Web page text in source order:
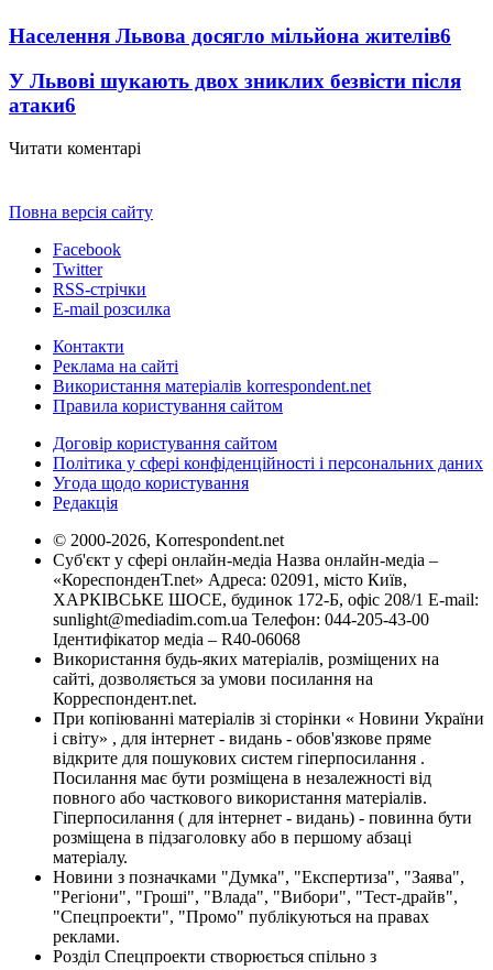
Населення Львова досягло мільйона жителів6
У Львові шукають двох зниклих безвісти після
атаки6
Читати коментарі
Повна версія сайту
Facebook
Twitter
RSS-стрічки
E-mail розсилка
Контакти
Реклама на сайті
Використання матеріалів korrespondent.net
Правила користування сайтом
Договір користування сайтом
Політика у сфері конфіденційності і персональних даних
Угода щодо користування
Редакція
© 2000-2026, Korrespondent.net
Суб'єкт у сфері онлайн-медіа Назва онлайн-медіа –
«КореспонденТ.net» Адреса: 02091, місто Київ,
ХАРКІВСЬКЕ ШОСЕ, будинок 172-Б, офіс 208/1 E-mail:
sunlight@mediadim.com.ua Телефон: 044-205-43-00
Ідентифікатор медіа – R40-06068
Використання будь-яких матеріалів, розміщених на
сайті, дозволяється за умови посилання на
Корреспондент.net.
При копіюванні матеріалів зі сторінки « Новини України
і світу» , для інтернет - видань - обов'язкове пряме
відкрите для пошукових систем гіперпосилання .
Посилання має бути розміщена в незалежності від
повного або часткового використання матеріалів.
Гіперпосилання ( для інтернет - видань) - повинна бути
розміщена в підзаголовку або в першому абзаці
матеріалу.
Новини з позначками "Думка", "Експертиза", "Заява",
"Регіони", "Гроші", "Влада", "Вибори", "Тест-драйв",
"Спецпроекти", "Промо" публікуються на правах
реклами.
Розділ Спецпроекти створюється спільно з